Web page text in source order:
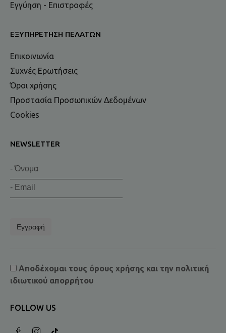
Εγγύηση - Επιστροφές
ΕΞΥΠΗΡΈΤΗΣΗ ΠΕΛΑΤΏΝ
Επικοινωνία
Συχνές Ερωτήσεις
Όροι χρήσης
Προστασία Προσωπικών Δεδομένων
Cookies
NEWSLETTER
Εγγραφή
Αποδέχομαι τους όρους χρήσης και την πολιτική
ιδιωτικού απορρήτου
FOLLOW US